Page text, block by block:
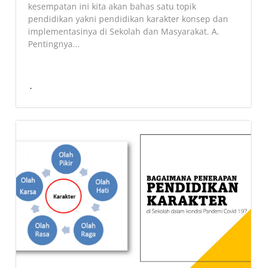
kesempatan ini kita akan bahas satu topik
pendidikan yakni pendidikan karakter konsep dan
implementasinya di Sekolah dan Masyarakat. A.
Pentingnya...